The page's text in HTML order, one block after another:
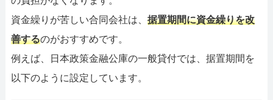
資金繰りが苦しい合同会社は、 据置期間に資金繰りを改
善するのがおすすめです。
例えば、日本政策金融公庫の一般貸付では、据置期間を
以下のように設定しています。